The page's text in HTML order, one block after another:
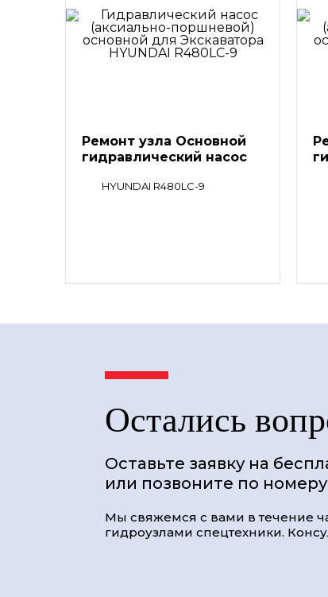
Ремонт узла Основной
гидравлический насос
HYUNDAI R480LC-9
Остались
Оставьте заявку на
или позвоните по номеру
Мы свяжемся с вами в течение
гидроузлами спецтехники.